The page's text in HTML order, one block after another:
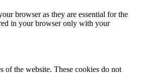
browser as they are essential for the
in your browser only with your
of the website. These cookies do not